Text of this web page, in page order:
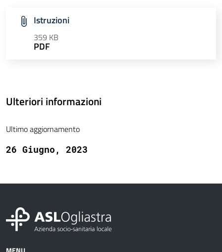
Istruzioni
359 KB
PDF
Ulteriori informazioni
Ultimo aggiornamento
26 Giugno, 2023